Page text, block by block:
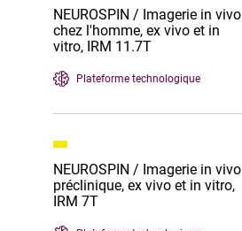
NEUROSPIN / Imagerie in vivo
chez l'homme, ex vivo et in
vitro, IRM 11.7T
Plateforme technologique
NEUROSPIN / Imagerie in vivo
préclinique, ex vivo et in vitro,
IRM 7T